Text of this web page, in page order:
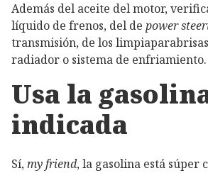
Además del aceite del motor,
líquido de frenos, del de power
transmisión, de los
radiador o sistema de enfriamiento.
Usa la
indicada
Sí,my friend, la gasolina está súper